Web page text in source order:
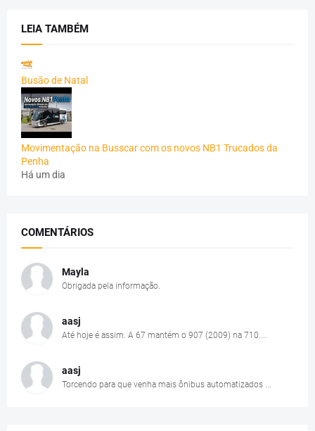
LEIA TAMBÉM
Busão de Natal
Movimentação na Busscar com os novos NB1 Trucados da
Penha
Há um dia
COMENTÁRIOS
Mayla
Obrigada pela informação.
aasj
Até hoje é assim. A 67 mantém o 907 (2009) na 710....
aasj
Torcendo para que venha mais ônibus automatizados ...